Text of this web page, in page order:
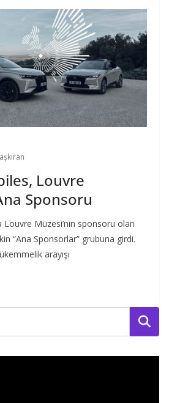
Louvre
Sponsoru
Louvre Müzesi’nin sponsoru olan
“Ana Sponsorlar” grubuna girdi.
arayışı
Ara